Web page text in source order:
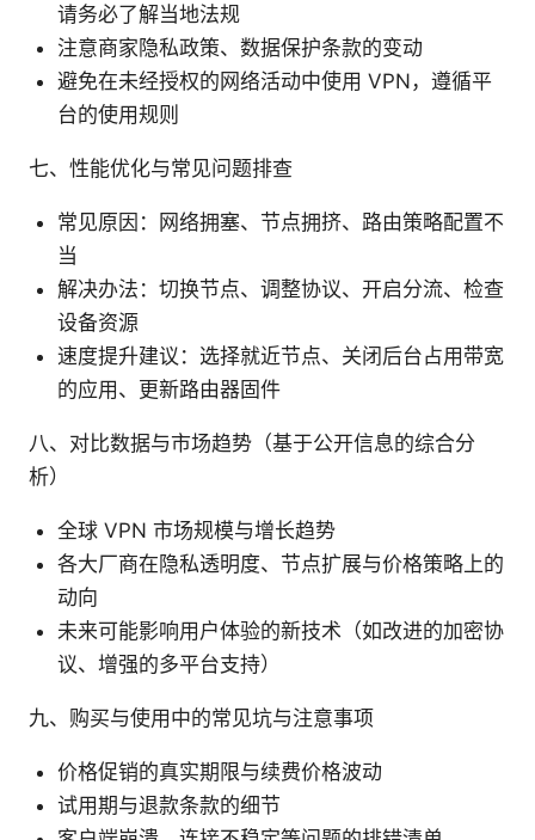
请务必了解当地法规
注意商家隐私政策、数据保护条款的变动
避免在未经授权的网络活动中使用 VPN，遵循平
台的使用规则
七、性能优化与常见问题排查
常见原因：网络拥塞、节点拥挤、路由策略配置不
当
解决办法：切换节点、调整协议、开启分流、检查
设备资源
速度提升建议：选择就近节点、关闭后台占用带宽
的应用、更新路由器固件
八、对比数据与市场趋势（基于公开信息的综合分
析）
全球 VPN 市场规模与增长趋势
各大厂商在隐私透明度、节点扩展与价格策略上的
动向
未来可能影响用户体验的新技术（如改进的加密协
议、增强的多平台支持）
九、购买与使用中的常见坑与注意事项
价格促销的真实期限与续费价格波动
试用期与退款条款的细节